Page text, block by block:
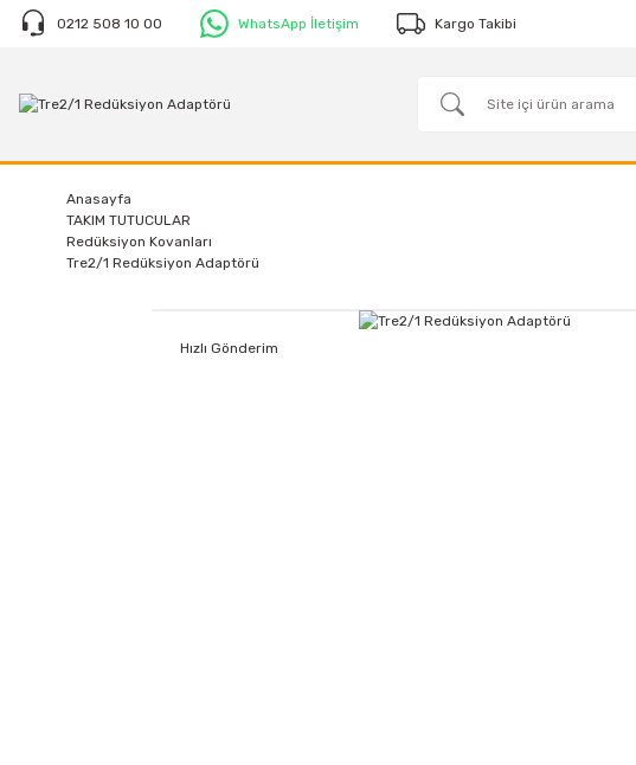
0212 508 10 00 WhatsApp İletişim Kargo Takibi
Anasayfa
TAKIM TUTUCULAR
Redüksiyon Kovanları
Tre2/1 Redüksiyon Adaptörü
Hızlı Gönderim